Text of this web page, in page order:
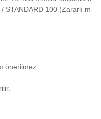
STANDARD 100 (Zararlı m
önerilmez.